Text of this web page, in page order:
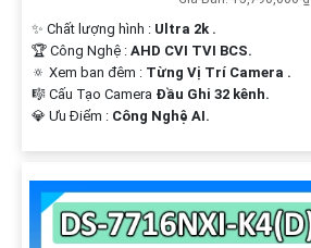
✨ Chất lượng hình : Ultra 2k .
🏆 Công Nghệ : AHD CVI TVI BCS.
🔅 Xem ban đêm : Từng Vị Trí Camera .
🎼️ Cấu Tạo Camera Đầu Ghi 32 kênh.
️💎 Ưu Điểm : Công Nghệ AI.